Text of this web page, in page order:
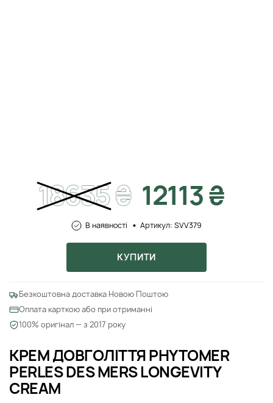
КРЕМ ДОВГОЛІТТЯ PHYTOMER
PERLES DES MERS LONGEVITY
CREAM
18635₴ 12113 ₴
В наявності Артикул: SVV379
КУПИТИ
Безкоштовна доставка Новою Поштою
Оплата карткою або при отриманні
100% оригінал — з 2017 року